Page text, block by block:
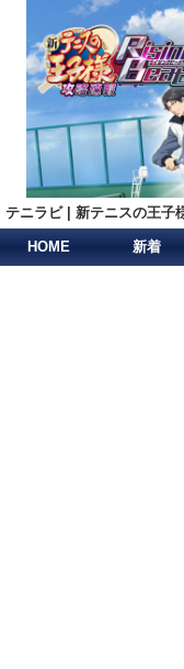
テニラビ | 新テニスの王子
HOME 新着